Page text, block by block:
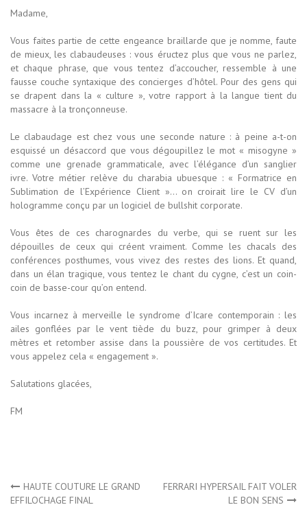
Madame,
Vous faites partie de cette engeance braillarde que je nomme, faute
de mieux, les clabaudeuses : vous éructez plus que vous ne parlez,
et chaque phrase, que vous tentez d’accoucher, ressemble à une
fausse couche syntaxique des concierges d’hôtel. Pour des gens qui
se drapent dans la « culture », votre rapport à la langue tient du
massacre à la tronçonneuse.
Le clabaudage est chez vous une seconde nature : à peine a-t-on
esquissé un désaccord que vous dégoupillez le mot « misogyne »
comme une grenade grammaticale, avec l’élégance d’un sanglier
ivre. Votre métier relève du charabia ubuesque : « Formatrice en
Sublimation de l’Expérience Client »… on croirait lire le CV d’un
hologramme conçu par un logiciel de bullshit corporate.
Vous êtes de ces charognardes du verbe, qui se ruent sur les
dépouilles de ceux qui créent vraiment. Comme les chacals des
conférences posthumes, vous vivez des restes des lions. Et quand,
dans un élan tragique, vous tentez le chant du cygne, c’est un coin-
coin de basse-cour qu’on entend.
Vous incarnez à merveille le syndrome d’Icare contemporain : les
ailes gonflées par le vent tiède du buzz, pour grimper à deux
mètres et retomber assise dans la poussière de vos certitudes. Et
vous appelez cela « engagement ».
Salutations glacées,
FM
Navigation
HAUTE COUTURE LE GRAND
EFFILOCHAGE FINAL
FERRARI HYPERSAIL FAIT VOLER
LE BON SENS